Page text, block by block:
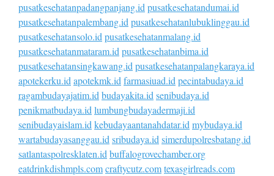
pusatkesehatanpadangpanjang.idpusatkesehatandumai.id
pusatkesehatanpalembang.idpusatkesehatanlubuklinggau.id
pusatkesehatansolo.idpusatkesehatanmalang.id
pusatkesehatanmataram.idpusatkesehatanbima.id
pusatkesehatansingkawang.idpusatkesehatanpalangkaraya.id
apotekerku.idapotekmk.idfarmasiuad.idpecintabudaya.id
ragambudayajatim.idbudayakita.idsenibudaya.id
penikmatbudaya.idlumbungbudayadermaji.id
senibudayaislam.idkebudayaantanahdatar.idmybudaya.id
wartabudayasanggau.idsribudaya.idsimerdupolresbatang.id
satlantaspolresklaten.idbuffalogrovechamber.org
eatdrinkdishmpls.comcraftycutz.comtexasgirlreads.com